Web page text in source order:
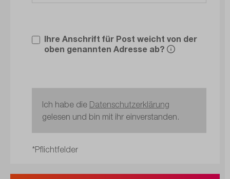
Ihre Anschrift für Post weicht von der
oben genannten Adresse ab?
Ich habe die Datenschutzerklärung
gelesen und bin mit ihr einverstanden.
*Pflichtfelder